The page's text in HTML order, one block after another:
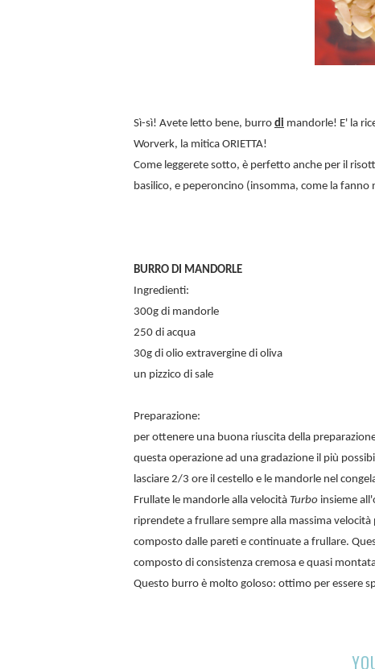
Sì-sì! Avete letto bene, burrodi mandorle! E' la
Worverk, la mitica ORIETTA!
Come leggerete sotto, è perfetto anche per il
basilico, e peperoncino (insomma, come la fanno
BURRO DI MANDORLE
Ingredienti:
300g di mandorle
250 di acqua
30g di olio extravergine di oliva
un pizzico di sale
Preparazione:
per ottenere una buona riuscita della
questa operazione ad una gradazione il più
lasciare 2/3 ore il cestello e le mandorle nel
Frullate le mandorle alla velocità Turbo insieme
riprendete a frullare sempre alla massima
composto dalle pareti e continuate a frullare.
composto di consistenza cremosa e quasi
Questo burro è molto goloso: ottimo per essere